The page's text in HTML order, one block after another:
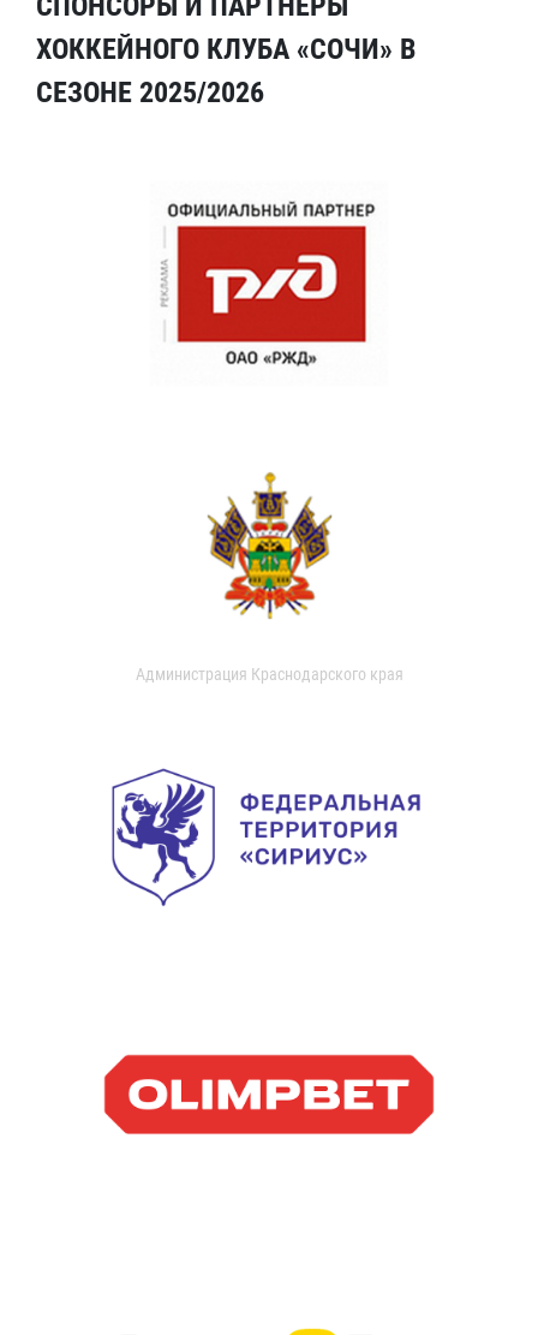
ХОККЕЙНОГО КЛУБА «СОЧИ» В
СЕЗОНЕ 2025/2026
Администрация Краснодарского края